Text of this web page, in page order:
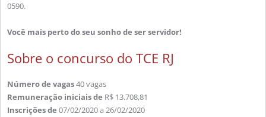
0590.
Você mais perto do seu sonho de ser servidor!
Sobre o concurso do TCE RJ
Número de vagas40 vagas
Remuneração iniciais de R$ 13.708,81
Inscrições de 07/02/2020 a 26/02/2020